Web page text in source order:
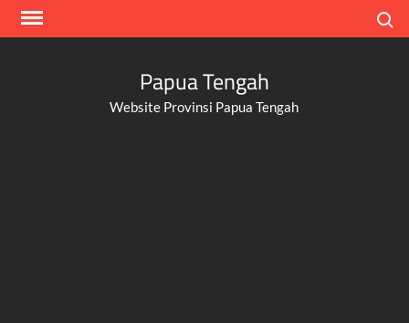
Skip
Papua Tengah
Website Provinsi Papua Tengah